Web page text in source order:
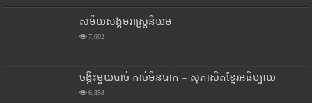
សម័យសង្គមរាស្រ្តនិយម
7,002
ចង្កឹះមួយបាច់ កាច់មិនបាក់ – សុភាសិតខ្មែរអធិប្បាយ
6,858